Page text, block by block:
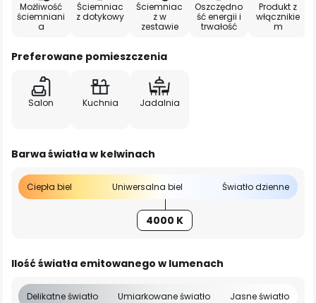
Możliwość
ściemniani
a
Ściemniac
z dotykowy
Ściemniac
z w
zestawie
Oszczędno
ść energii i
trwałość
Produkt z
włącznikie
m
Preferowane pomieszczenia
Salon Kuchnia Jadalnia
Barwa światła w kelwinach
Ciepła biel Uniwersalna biel Światło dzienne
4000 K
Ilość światła emitowanego w lumenach
Delikatne światło Umiarkowane światło Jasne światło